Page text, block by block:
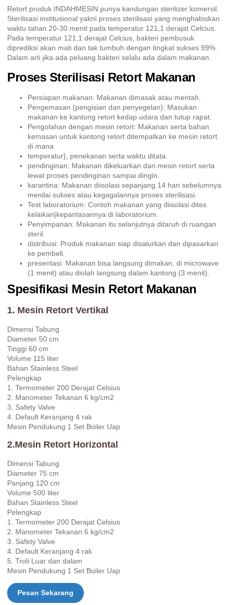
Retort produk INDAHMESIN punya kandungan sterilizer komersil.
Sterilisasi institusional yakni proses sterilisasi yang menghabiskan
waktu tahan 20-30 menit pada temperatur 121,1 derajat Celcius.
Pada temperatur 121,1 derajat Celcius, bakteri pembusuk
diprediksi akan mati dan tak tumbuh dengan tingkat sukses 99%.
Dalam arti jika ada peluang bakteri selalu ada dalam makanan.
Proses Sterilisasi Retort Makanan
Persiapan makanan: Makanan dimasak atau mentah.
Pengemasan (pengisian dan penyegelan): Masukan
makanan ke kantong retort kedap udara dan tutup rapat.
Pengolahan dengan mesin retort: Makanan serta bahan
kemasan untuk kantong retort ditempatkan ke mesin retort
di mana
temperatur}, penekanan serta waktu ditata.
pendinginan: Makanan dikeluarkan dari mesin retort serta
lewat proses pendinginan sampai dingin.
karantina: Makanan diisolasi sepanjang 14 hari sebelumnya
menilai sukses atau kegagalannya proses sterilisasi.
Test laboratorium: Contoh makanan yang diisolasi dites
kelaikan|kepantasannya di laboratorium.
Penyimpanan: Makanan itu selanjutnya ditaruh di ruangan
steril.
distribusi: Produk makanan siap disalurkan dan dipasarkan
ke pembeli.
presentasi: Makanan bisa langsung dimakan, di microwave
(1 menit) atau diolah langsung dalam kantong (3 menit).
Spesifikasi Mesin Retort Makanan
1. Mesin Retort Vertikal
Dimensi Tabung
Diameter 50 cm
Tinggi 60 cm
Volume 115 liter
Bahan Stainless Steel
Pelengkap
1. Termometer 200 Derajat Celsius
2. Manometer Tekanan 6 kg/cm2
3. Safety Valve
4. Default Keranjang 4 rak
Mesin Pendukung 1 Set Boiler Uap
2.Mesin Retort Horizontal
Dimensi Tabung
Diameter 75 cm
Panjang 120 cm
Volume 500 liter
Bahan Stainless Steel
Pelengkap
1. Termometer 200 Derajat Celsius
2. Manometer Tekanan 6 kg/cm2
3. Safety Valve
4. Default Keranjang 4 rak
5. Troli Luar dan dalam
Mesin Pendukung 1 Set Boiler Uap
Pesan Sekarang